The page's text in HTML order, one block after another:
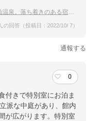
きのある宿でリッチに過ごしたい！
の回答（投稿日：2022/10/ 7）
通報する
0
付きで特別室にお泊ま
派な中庭があり、館内
が広がります。特別室